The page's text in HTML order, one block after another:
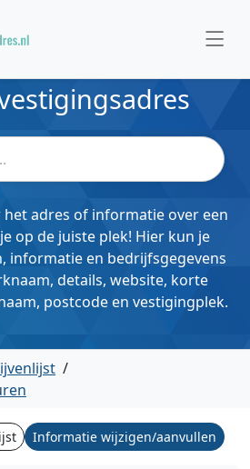
het adres of informatie over een
op de juiste plek! Hier kun je
informatie en bedrijfsgegevens
details, website, korte
postcode en vestigingplek.
/
Informatie wijzigen/aanvullen